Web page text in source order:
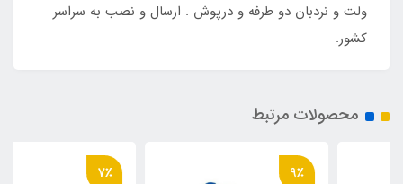
ولت و نردبان دو طرفه و درپوش . ارسال و نصب به سراسر
کشور.
محصولات مرتبط